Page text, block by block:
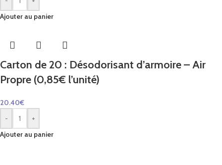
Ajouter au panier
Carton de 20 : Désodorisant d’armoire – Air
Propre (0,85€ l’unité)
20.40€
-
+
Ajouter au panier